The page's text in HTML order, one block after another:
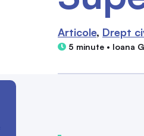
Articole Drept
5 minute • Ioana